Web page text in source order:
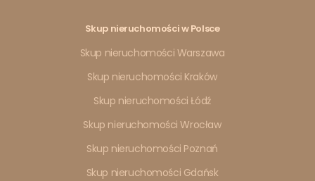
Skup nieruchomości w Polsce
Skup nieruchomości Warszawa
Skup nieruchomości Kraków
Skup nieruchomości Łódź
Skup nieruchomości Wrocław
Skup nieruchomości Poznań
Skup nieruchomości Gdańsk